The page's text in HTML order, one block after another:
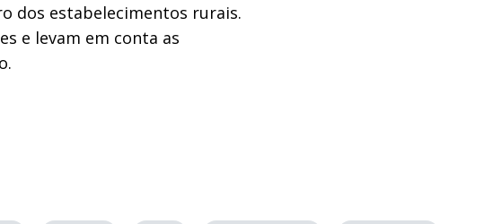
dos estabelecimentos rurais.
e levam em conta as